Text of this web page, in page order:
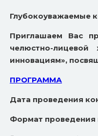
Глубокоуважаемые
Приглашаем Вас
челюстно-
инновациям»,
ПРОГРАММА
Дата проведения
Формат